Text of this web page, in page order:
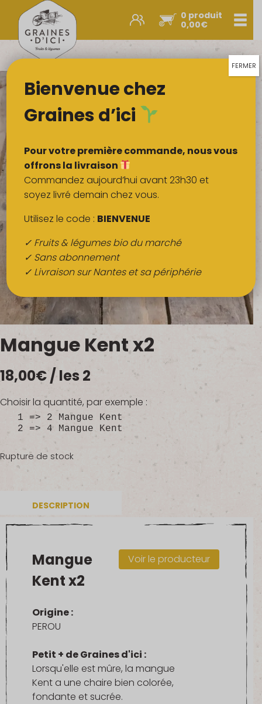
0 produit
0,00€
Promos et nouveautés
Légumes & œufs
Fruits
Viandes
Boulangerie
Crémerie
Poissons
Épicerie sucrée
Épices
Boissons
QUI SOMMES-NOUS ?
FRUITS BIO AU BUREAU
NOS PRODUCTEURS
NOS MARCHÉS
Mangue Kent x2
18,00€/ les 2
Choisir la quantité, par exemple :
1 => 2 Mangue Kent
2 => 4 Mangue Kent
Rupture de stock
DESCRIPTION
Voir le producteur
Mangue
Kent x2
Origine :
PEROU
Petit + de Graines d'ici :
Lorsqu'elle est mûre, la mangue
Kent a une chaire bien colorée,
fondante et sucrée.
Bienvenue chez
Graines d’ici
Pour votre première commande, nous vous
offrons la livraison
Commandez aujourd’hui avant 23h30 et
soyez livré demain chez vous.
Utilisez le code : BIENVENUE
✓ Fruits & légumes bio du marché
✓ Sans abonnement
✓ Livraison sur Nantes et sa périphérie
FERMER